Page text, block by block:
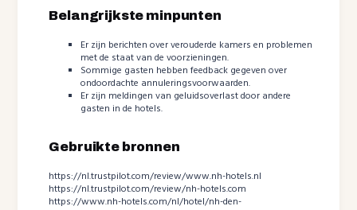
Belangrijkste minpunten
Er zijn berichten over verouderde kamers en problemen
met de staat van de voorzieningen.
Sommige gasten hebben feedback gegeven over
ondoordachte annuleringsvoorwaarden.
Er zijn meldingen van geluidsoverlast door andere
gasten in de hotels.
Gebruikte bronnen
https://nl.trustpilot.com/review/www.nh-hotels.nl
https://nl.trustpilot.com/review/nh-hotels.com
https://www.nh-hotels.com/nl/hotel/nh-den-